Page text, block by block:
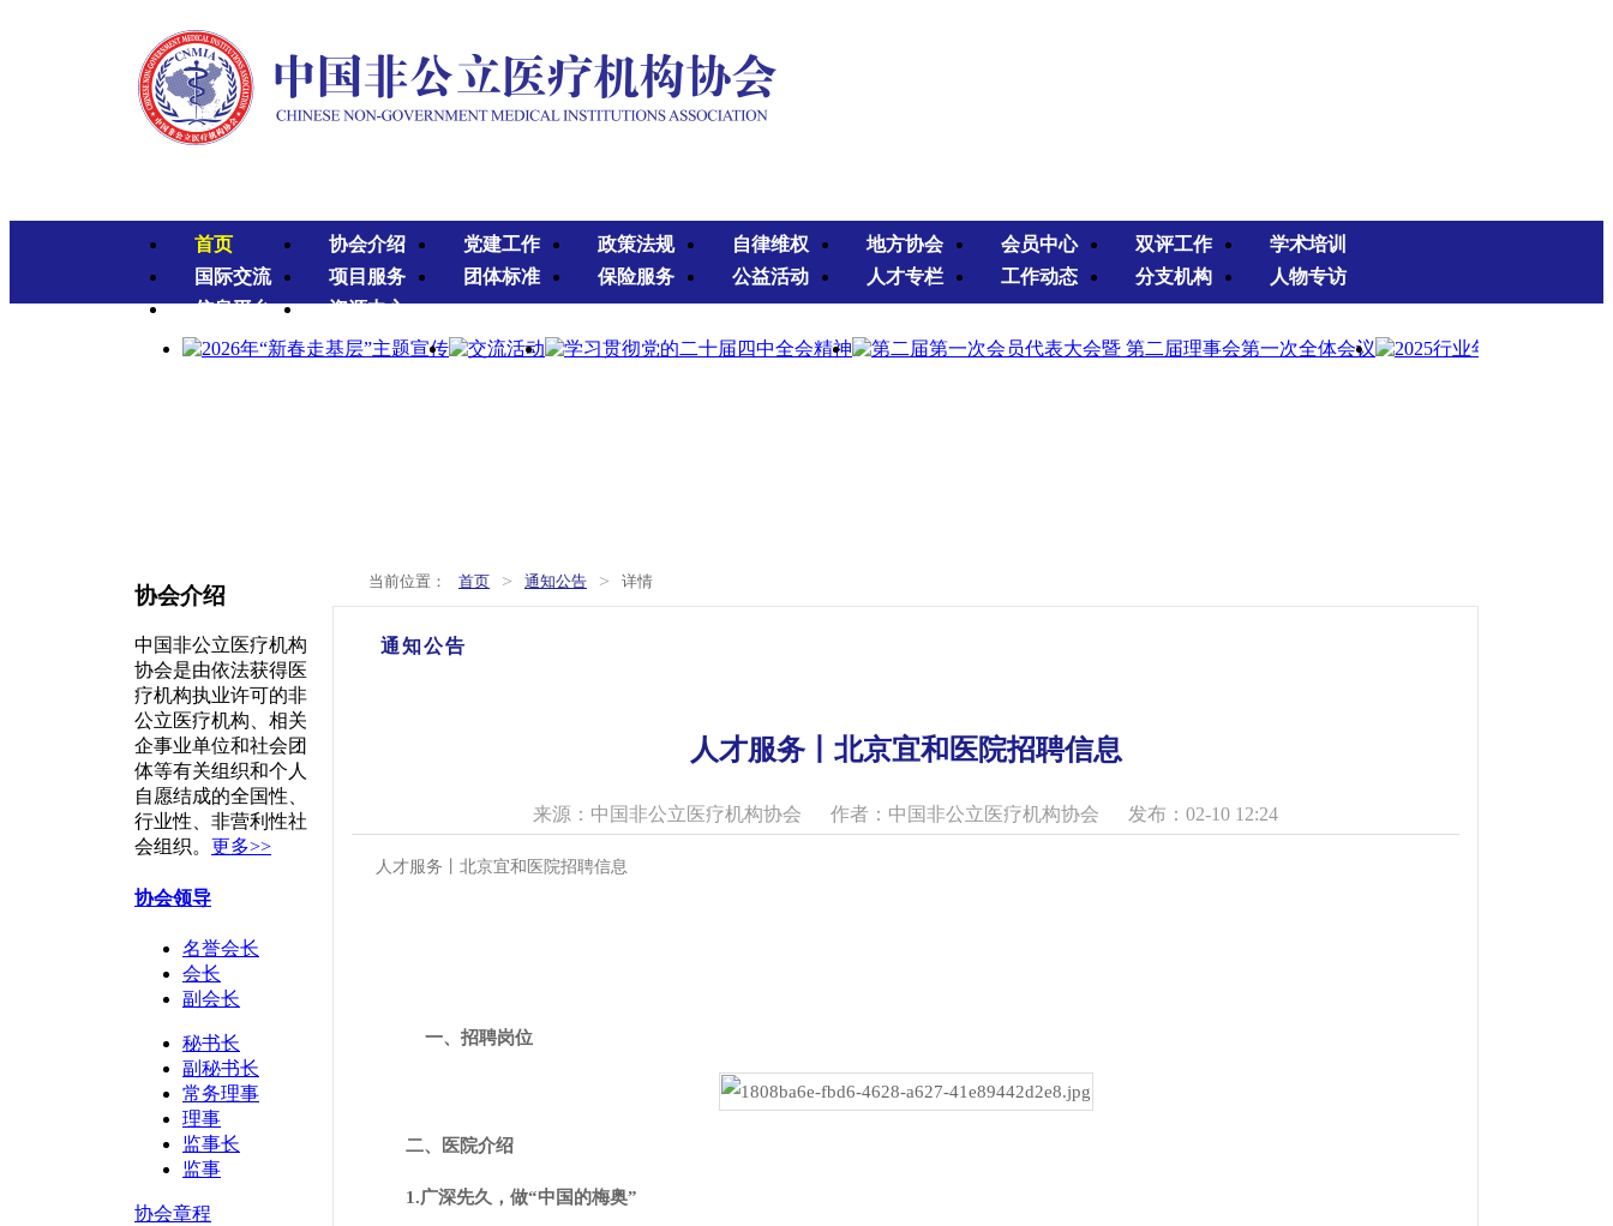
首页 协会介绍 党建工作 政策法规 自律维权 地方协会 会员中心 双评工作
学术培训
国际交流
项目服务 团体标准 保险服务 公益活动 人才专栏 工作动态 分支机构
人物专访
信息平台
资源中心
协会介绍
中国非公立医疗机构
协会是由依法获得医
疗机构执业许可的非
公立医疗机构、相关
企事业单位和社会团
体等有关组织和个人
自愿结成的全国性、
行业性、非营利性社
会组织。 更多>>
协会领导
名誉会长
会长
副会长
秘书长
副秘书长
常务理事
理事
监事长
监事
协会章程
当前位置： 首页 > 通知公告 > 详情
通知公告
人才服务丨北京宜和医院招聘信息
来源：中国非公立医疗机构协会 作者：中国非公立医疗机构协会 发布：02-10 12:24
人才服务丨北京宜和医院招聘信息
一、招聘岗位
二、医院介绍
1.广深先久，做“中国的梅奥”